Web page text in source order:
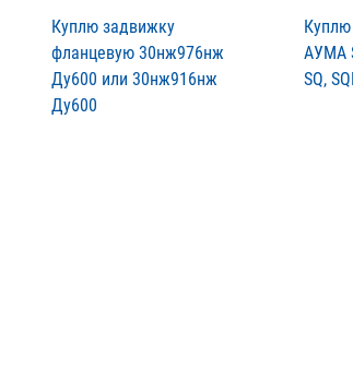
Куплю задвижку
фланцевую 30нж976нж
Ду600 или 30нж916нж
Ду600
АУМА
SQ,